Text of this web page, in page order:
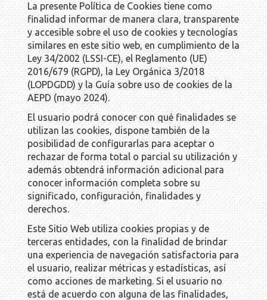
La presente Política de Cookies tiene como
finalidad informar de manera clara, transparente
y accesible sobre el uso de cookies y tecnologías
similares en este sitio web, en cumplimiento de la
Ley 34/2002 (LSSI-CE), el Reglamento (UE)
2016/679 (RGPD), la Ley Orgánica 3/2018
(LOPDGDD) y la Guía sobre uso de cookies de la
AEPD (mayo 2024).
El usuario podrá conocer con qué finalidades se
utilizan las cookies, dispone también de la
posibilidad de configurarlas para aceptar o
rechazar de forma total o parcial su utilización y
además obtendrá información adicional para
conocer información completa sobre su
significado, configuración, finalidades y
derechos.
Este Sitio Web utiliza cookies propias y de
terceras entidades, con la finalidad de brindar
una experiencia de navegación satisfactoria para
el usuario, realizar métricas y estadísticas, así
como acciones de marketing. Si el usuario no
está de acuerdo con alguna de las finalidades,